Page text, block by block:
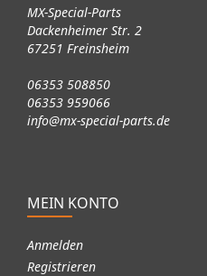
MX-Special-Parts
Dackenheimer Str. 2
67251 Freinsheim
06353 508850
06353 959066
info@mx-special-parts.de
MEIN KONTO
Anmelden
Registrieren